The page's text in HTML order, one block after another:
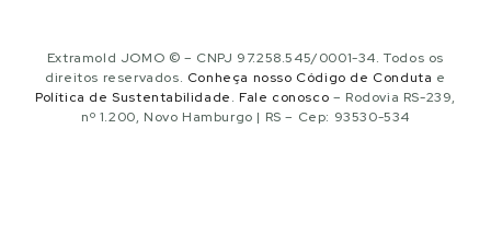
Extramold JOMO © – CNPJ 97.258.545/0001-34. Todos os
direitos reservados. Conheça nosso Código de Conduta e
Política de Sustentabilidade. Fale conosco – Rodovia RS-239,
nº 1.200, Novo Hamburgo | RS – Cep: 93530-534